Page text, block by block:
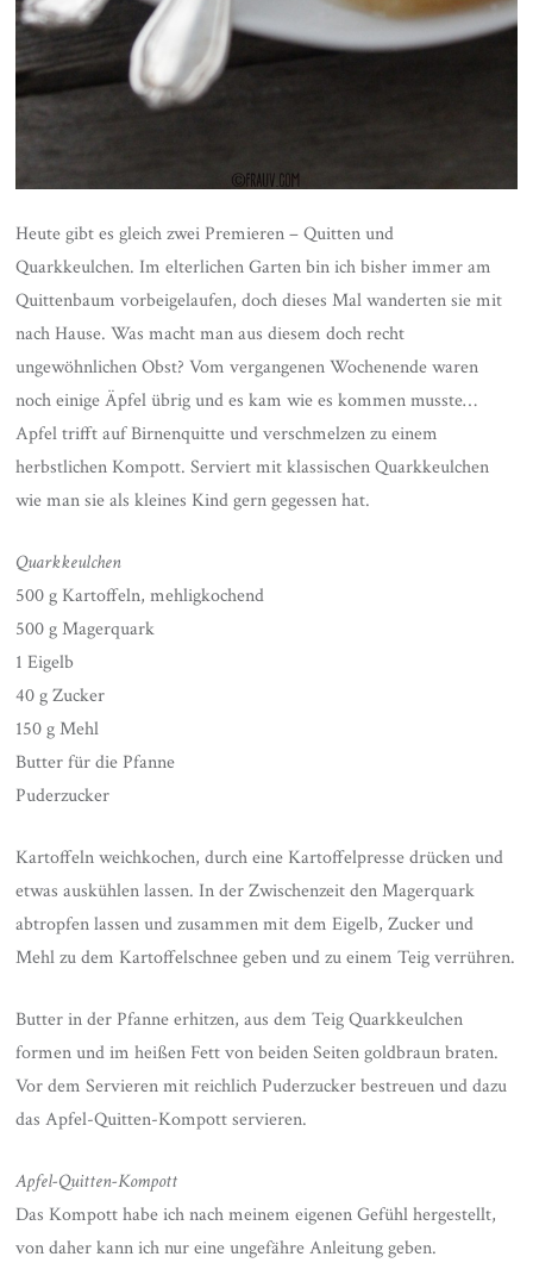
Heute gibt es gleich zwei Premieren – Quitten und
Quarkkeulchen. Im elterlichen Garten bin ich bisher immer am
Quittenbaum vorbeigelaufen, doch dieses Mal wanderten sie mit
nach Hause. Was macht man aus diesem doch recht
ungewöhnlichen Obst? Vom vergangenen Wochenende waren
noch einige Äpfel übrig und es kam wie es kommen musste…
Apfel trifft auf Birnenquitte und verschmelzen zu einem
herbstlichen Kompott. Serviert mit klassischen Quarkkeulchen
wie man sie als kleines Kind gern gegessen hat.
Quarkkeulchen
500 g Kartoffeln, mehligkochend
500 g Magerquark
1 Eigelb
40 g Zucker
150 g Mehl
Butter für die Pfanne
Puderzucker
Kartoffeln weichkochen, durch eine Kartoffelpresse drücken und
etwas auskühlen lassen. In der Zwischenzeit den Magerquark
abtropfen lassen und zusammen mit dem Eigelb, Zucker und
Mehl zu dem Kartoffelschnee geben und zu einem Teig verrühren.
Butter in der Pfanne erhitzen, aus dem Teig Quarkkeulchen
formen und im heißen Fett von beiden Seiten goldbraun braten.
Vor dem Servieren mit reichlich Puderzucker bestreuen und dazu
das Apfel-Quitten-Kompott servieren.
Apfel-Quitten-Kompott
Das Kompott habe ich nach meinem eigenen Gefühl hergestellt,
von daher kann ich nur eine ungefähre Anleitung geben.